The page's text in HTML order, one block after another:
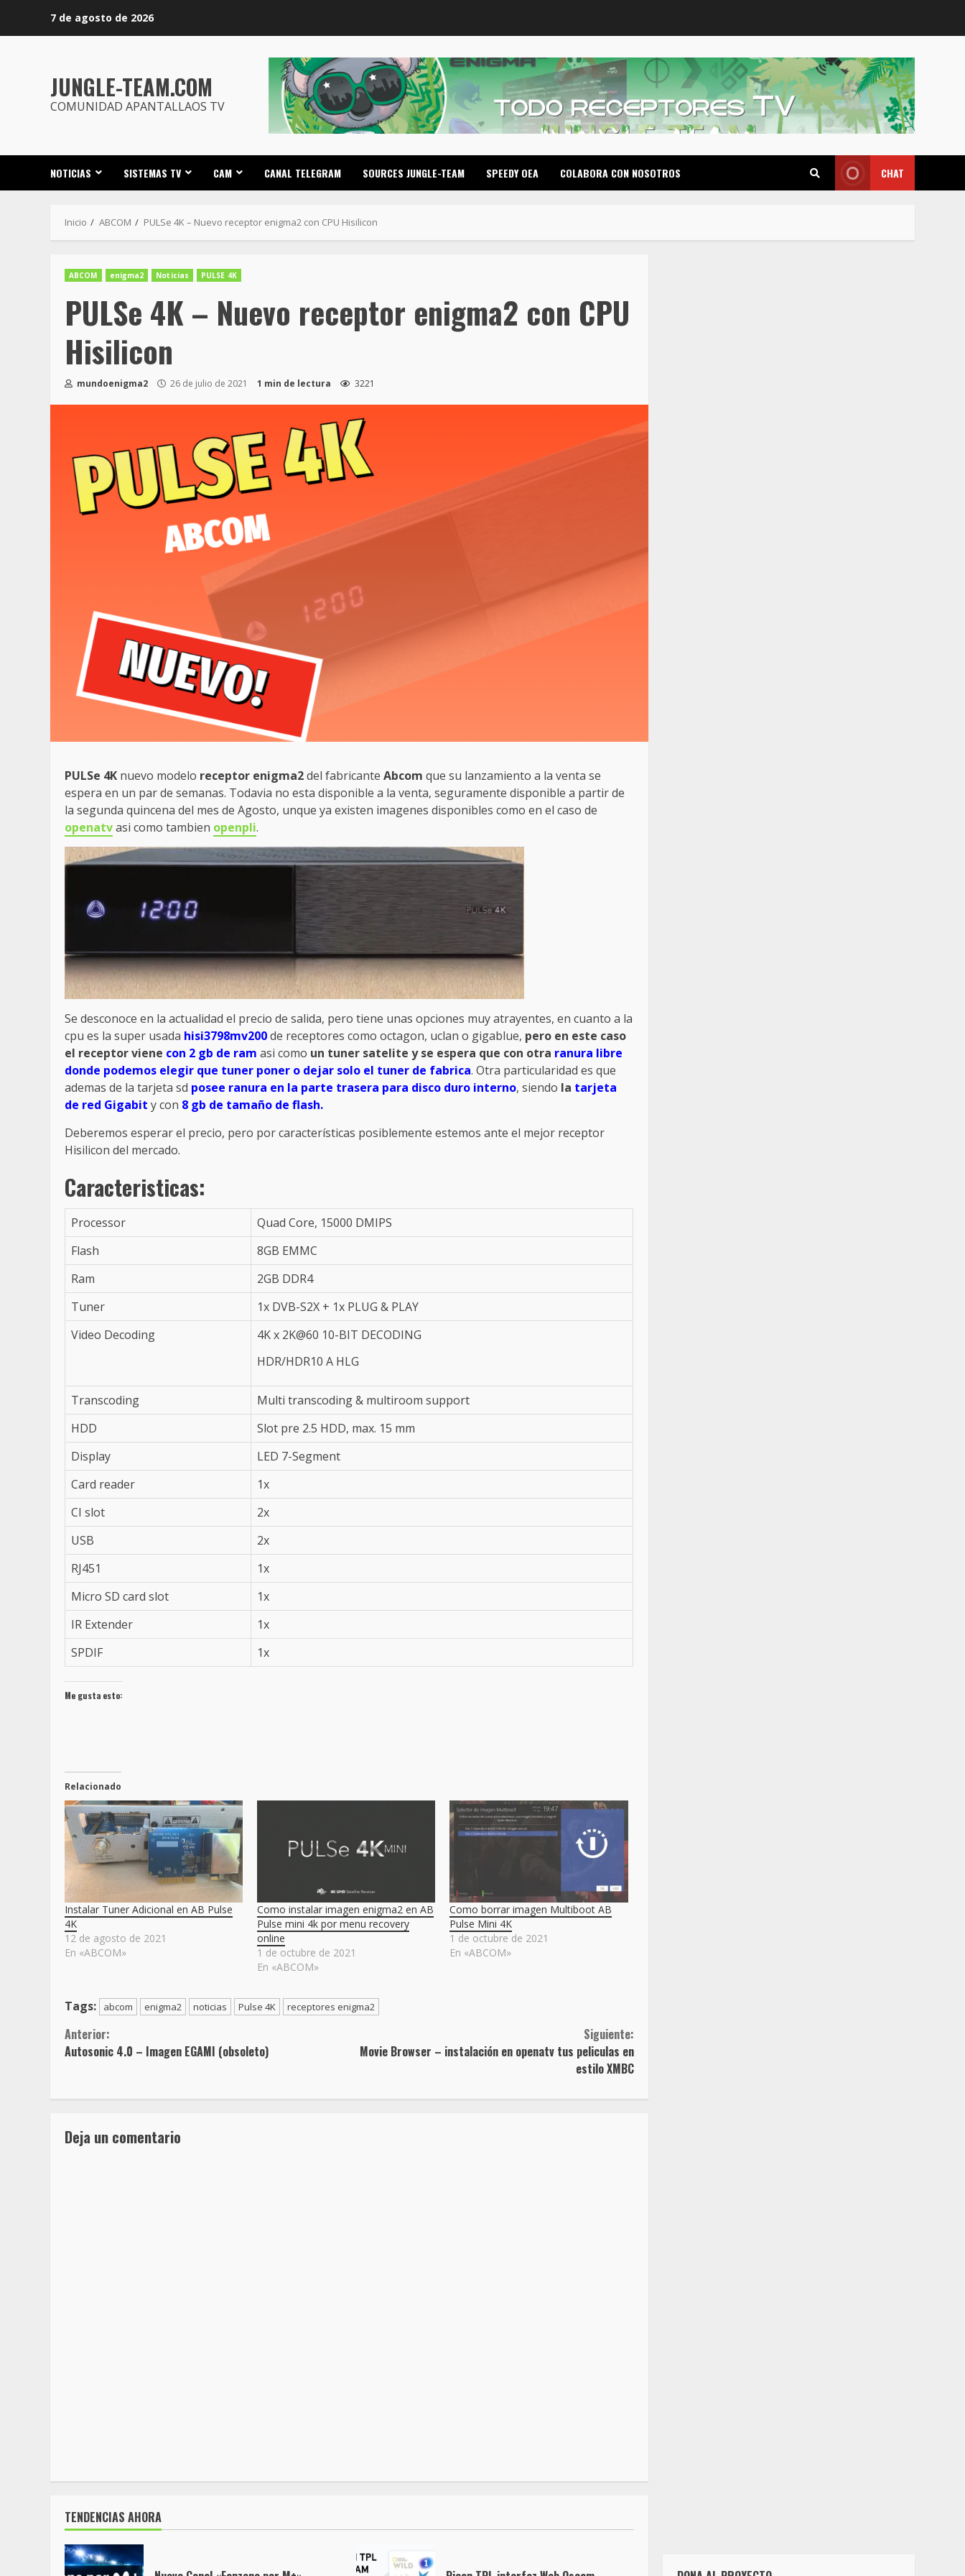
7 de agosto de 2026
JUNGLE-TEAM.COM
COMUNIDAD APANTALLAOS TV
NOTICIAS SISTEMAS TV CAM CANAL TELEGRAM SOURCES JUNGLE-TEAM SPEEDY OEA COLABORA CON NOSOTROS CHAT
Inicio ABCOM PULSe 4K – Nuevo receptor enigma2 con CPU Hisilicon
ABCOM enigma2 Noticias PULSE 4K
PULSe 4K – Nuevo receptor enigma2 con CPU
Hisilicon
mundoenigma2 26 de julio de 2021 1 min de lectura 3221
PULSe 4K nuevo modelo receptor enigma2del fabricante Abcom que su lanzamiento a la venta se
espera en un par de semanas. Todavia no esta disponible a la venta, seguramente disponible a partir de
la segunda quincena del mes de Agosto, unque ya existen imagenes disponibles como en el caso de
openatvasi como tambien openpli.
Se desconoce en la actualidad el precio de salida, pero tiene unas opciones muy atrayentes, en cuanto a la
cpu es la super usada hisi3798mv200de receptores como octagon, uclan o gigablue, pero en este caso
el receptor viene con 2 gb de ram asi como un tuner satelite y se espera que con otra ranura libre
donde podemos elegir que tuner poner o dejar solo el tuner de fabrica. Otra particularidad es que
ademas de la tarjeta sd posee ranura en la parte trasera para disco duro interno, siendo la tarjeta
de red Gigabit y con 8 gb de tamaño de flash.
Deberemos esperar el precio, pero por características posiblemente estemos ante el mejor receptor
Hisilicon del mercado.
Caracteristicas:
Processor
Quad Core, 15000 DMIPS
Flash
8GB EMMC
Ram
2GB DDR4
Tuner
1x DVB-S2X + 1x PLUG & PLAY
Video Decoding
4K x 2K@60 10-BIT DECODING
HDR/HDR10 A HLG
Transcoding
Multi transcoding & multiroom support
HDD
Slot pre 2.5 HDD, max. 15 mm
Display
LED 7-Segment
Card reader
1x
CI slot
2x
USB
2x
RJ451
1x
Micro SD card slot
1x
IR Extender
1x
SPDIF
1x
Me gusta esto:
Relacionado
Instalar Tuner Adicional en AB Pulse
4K
12 de agosto de 2021
En «ABCOM»
Como instalar imagen enigma2 en AB
Pulse mini 4k por menu recovery
online
1 de octubre de 2021
En «ABCOM»
Como borrar imagen Multiboot AB
Pulse Mini 4K
1 de octubre de 2021
En «ABCOM»
Tags: abcom enigma2 noticias Pulse 4K receptores enigma2
Sigue
leyendo
Anterior:
Autosonic 4.0 – Imagen EGAMI (obsoleto)
Siguiente:
Movie Browser – instalación en openatv tus peliculas en
estilo XMBC
Deja un comentario
TENDENCIAS AHORA